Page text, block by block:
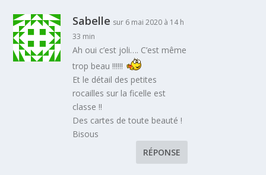
Sabelle sur 6 mai 2020 à 14 h
33 min
Ah oui c’est joli…. C’est même
trop beau !!!!!!
Et le détail des petites
rocailles sur la ficelle est
classe !!
Des cartes de toute beauté !
Bisous
RÉPONSE